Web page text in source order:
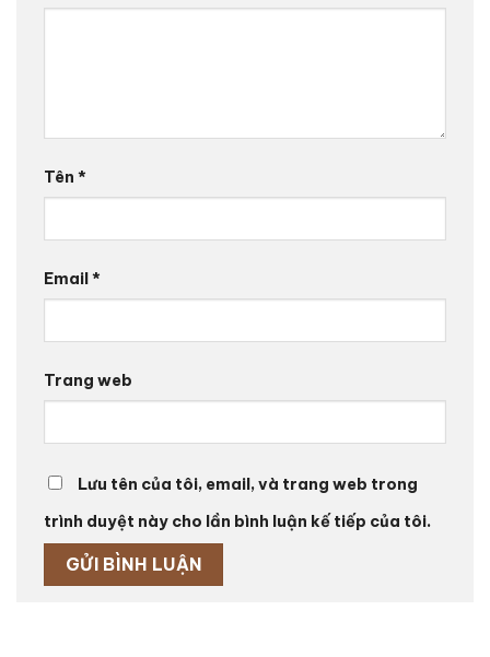
Tên *
Email*
Trang web
Lưu tên của tôi, email, và trang web trong
trình duyệt này cho lần bình luận kế tiếp của tôi.